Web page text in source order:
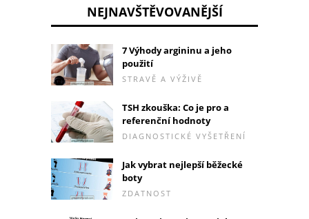
NEJNAVŠTĚVOVANĚJŠÍ
7 Výhody argininu a jeho
použití
STRAVĚ A VÝŽIVĚ
TSH zkouška: Co je pro a
referenční hodnoty
DIAGNOSTICKÉ VYŠETŘENÍ
Jak vybrat nejlepší běžecké
boty
ZDATNOST